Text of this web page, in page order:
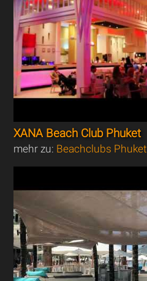
XANA Beach Club Phuket
mehr zu: Beachclubs Phuket